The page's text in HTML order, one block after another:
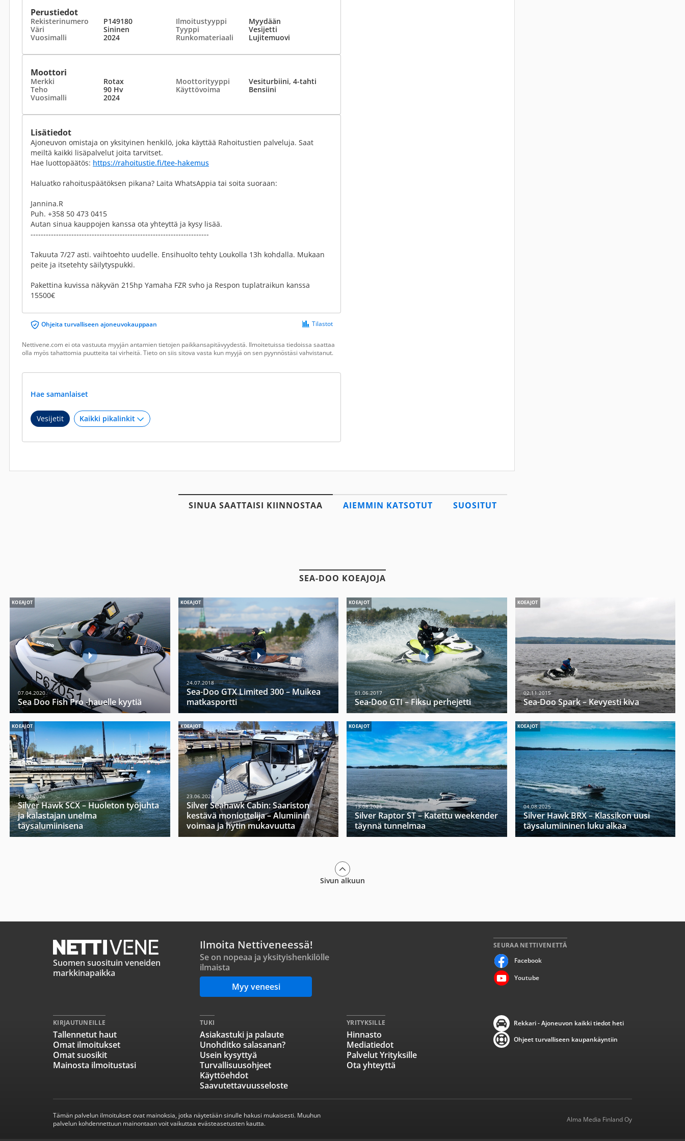
Perustiedot
Rekisterinumero P149180 Ilmoitustyyppi
Myydään
Väri
Sininen Tyyppi
Vesijetti
Vuosimalli
2024 Runkomateriaali Lujitemuovi
Moottori
Merkki Rotax Moottorityyppi
Vesiturbiini, 4-tahti
Teho
90 Hv Käyttövoima
Bensiini
Vuosimalli
2024
Lisätiedot
Ajoneuvon omistaja on yksityinen henkilö, joka käyttää Rahoitustien palveluja. Saat
meiltä kaikki lisäpalvelut joita tarvitset.
Hae luottopäätös: https://rahoitustie.fi/tee-hakemus
Haluatko rahoituspäätöksen pikana? Laita WhatsAppia tai soita suoraan:
Jannina.R
Puh. +358 50 473 0415
Autan sinua kauppojen kanssa ota yhteyttä ja kysy lisää.
----------------------------------------------------------------------
Takuuta 7/27 asti. vaihtoehto uudelle. Ensihuolto tehty Loukolla 13h kohdalla. Mukaan
peite ja itsetehty säilytyspukki.
Pakettina kuvissa näkyvän 215hp Yamaha FZR svho ja Respon tuplatraikun kanssa
15500€
Ohjeita turvalliseen ajoneuvokauppaan Tilastot
Nettivene.com ei ota vastuuta myyjän antamien tietojen paikkansapitävyydestä. Ilmoitetuissa tiedoissa saattaa
olla myös tahattomia puutteita tai virheitä. Tieto on siis sitova vasta kun myyjä on sen pyynnöstäsi vahvistanut.
Hae samanlaiset
Vesijetit
SINUA SAATTAISI KIINNOSTAA AIEMMIN KATSOTUT SUOSITUT
SEA-DOO KOEAJOJA
KOEAJOT
07.04.2020
Sea Doo Fish Pro -hauelle kyytiä
KOEAJOT
24.07.2018
Sea-Doo GTX Limited 300 – Muikea
matkasportti
KOEAJOT
01.06.2017
Sea-Doo GTI – Fiksu perhejetti
KOEAJOT
02.11.2015
Sea-Doo Spark – Kevyesti kiva
KOEAJOT
14.07.2026
Silver Hawk SCX – Huoleton työjuhta
ja kalastajan unelma
täysalumiinisena
KOEAJOT
23.06.2026
Silver Seahawk Cabin: Saariston
kestävä moniottelija – Alumiinin
voimaa ja hytin mukavuutta
KOEAJOT
13.08.2025
Silver Raptor ST – Katettu weekender
täynnä tunnelmaa
KOEAJOT
04.08.2025
Silver Hawk BRX – Klassikon uusi
täysalumiininen luku alkaa
Sivun alkuun
Suomen suosituin veneiden
markkinapaikka
Ilmoita Nettiveneessä!
Se on nopeaa ja yksityishenkilölle
ilmaista
Myy veneesi
SEURAA NETTIVENETTÄ
Facebook
Youtube
KIRJAUTUNEILLE
Tallennetut haut
Omat ilmoitukset
Omat suosikit
Mainosta ilmoitustasi
TUKI
Asiakastuki ja palaute
Unohditko salasanan?
Usein kysyttyä
Turvallisuusohjeet
Käyttöehdot
Saavutettavuusseloste
YRITYKSILLE
Hinnasto
Mediatiedot
Palvelut Yrityksille
Ota yhteyttä
Rekkari - Ajoneuvon kaikki tiedot heti
Ohjeet turvalliseen kaupankäyntiin
Tämän palvelun ilmoitukset ovat mainoksia, jotka näytetään sinulle hakusi mukaisesti. Muuhun
palvelun kohdennettuun mainontaan voit vaikuttaa evästeasetusten kautta.
Alma Media Finland Oy